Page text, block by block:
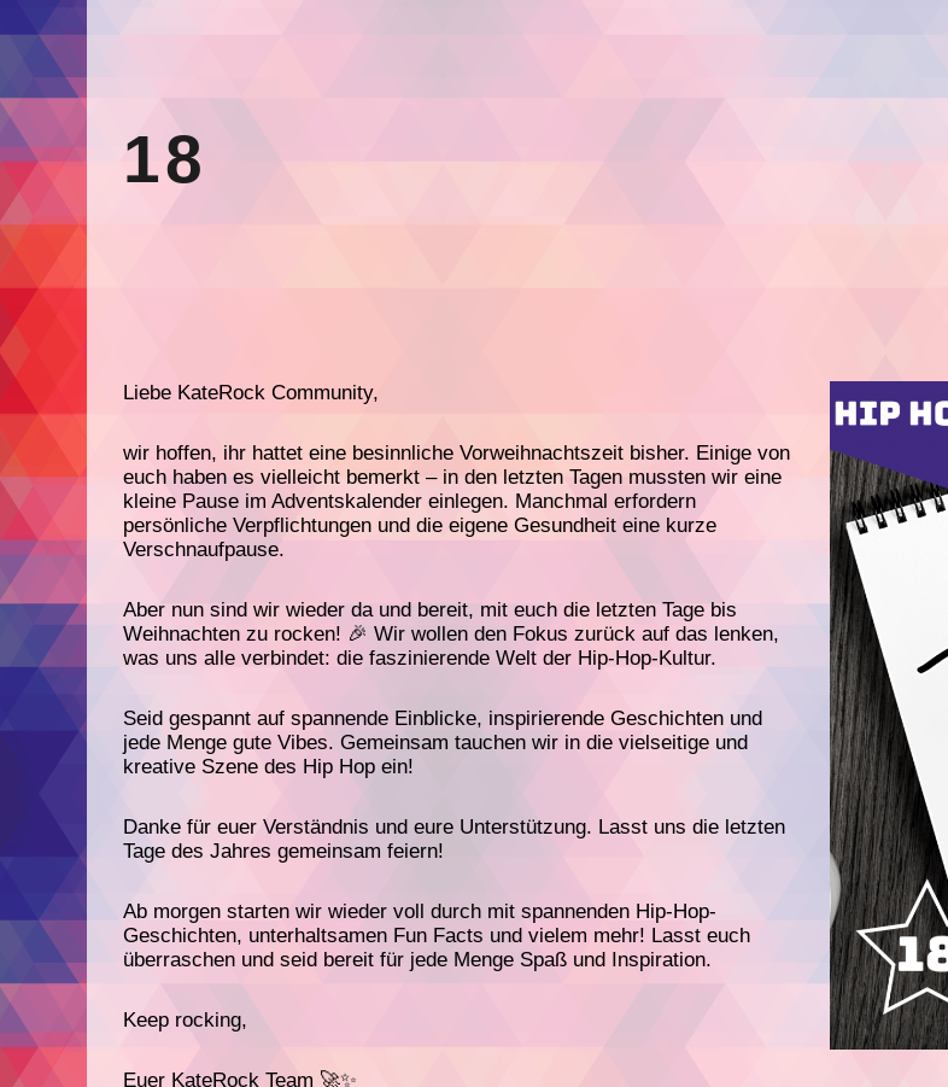
18
Liebe KateRock Community,
wir hoffen, ihr hattet eine besinnliche Vorweihnachtszeit bisher. Einige von
euch haben es vielleicht bemerkt – in den letzten Tagen mussten wir eine
kleine Pause im Adventskalender einlegen. Manchmal erfordern
persönliche Verpflichtungen und die eigene Gesundheit eine kurze
Verschnaufpause.
Aber nun sind wir wieder da und bereit, mit euch die letzten Tage bis
Weihnachten zu rocken! 🎉 Wir wollen den Fokus zurück auf das lenken,
was uns alle verbindet: die faszinierende Welt der Hip-Hop-Kultur.
Seid gespannt auf spannende Einblicke, inspirierende Geschichten und
jede Menge gute Vibes. Gemeinsam tauchen wir in die vielseitige und
kreative Szene des Hip Hop ein!
Danke für euer Verständnis und eure Unterstützung. Lasst uns die letzten
Tage des Jahres gemeinsam feiern!
Ab morgen starten wir wieder voll durch mit spannenden Hip-Hop-
Geschichten, unterhaltsamen Fun Facts und vielem mehr! Lasst euch
überraschen und seid bereit für jede Menge Spaß und Inspiration.
Keep rocking,
Euer KateRock Team 🚀✨